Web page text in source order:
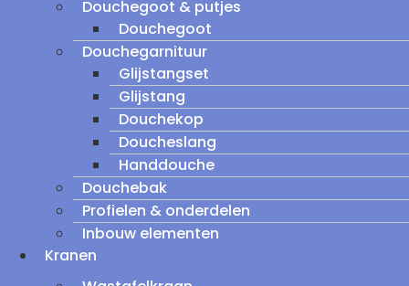
Douchegoot & putjes
Douchegoot
Douchegarnituur
Glijstangset
Glijstang
Douchekop
Doucheslang
Handdouche
Douchebak
Profielen & onderdelen
Inbouw elementen
Kranen